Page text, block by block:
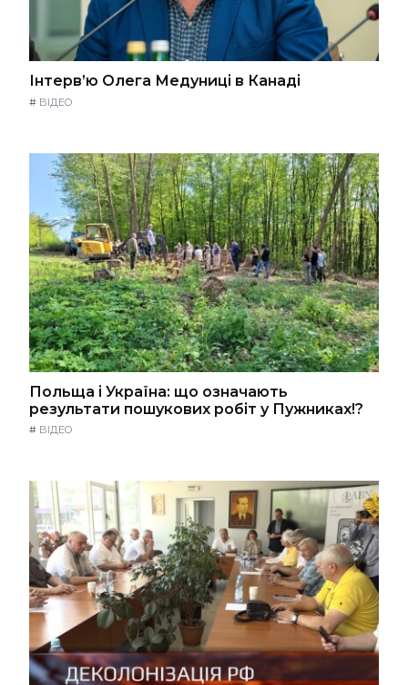
Інтерв’ю Олега Медуниці в Канаді
# ВІДЕО
Польща і Україна: що означають
результати пошукових робіт у Пужниках!?
# ВІДЕО